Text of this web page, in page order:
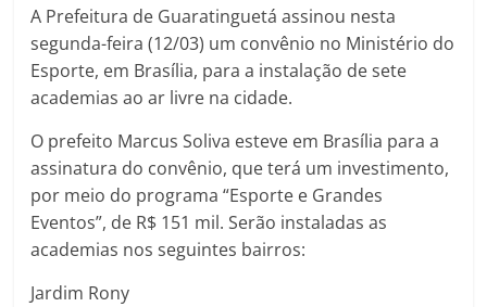
A Prefeitura de Guaratinguetá assinou nesta
segunda-feira (12/03) um convênio no Ministério do
Esporte, em Brasília, para a instalação de sete
academias ao ar livre na cidade.
O prefeito Marcus Soliva esteve em Brasília para a
assinatura do convênio, que terá um investimento,
por meio do programa “Esporte e Grandes
Eventos”, de R$ 151 mil. Serão instaladas as
academias nos seguintes bairros:
Jardim Rony